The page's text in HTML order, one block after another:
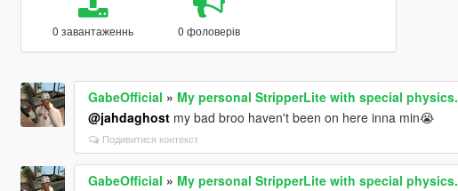
0 завантаженнь 0 фоловерів
GabeOfficial » My personal StripperLite with special physics.
@jahdaghostmy bad broo haven't been on here inna min😭
Подивитися контекст
GabeOfficial » My personal StripperLite with special physics.